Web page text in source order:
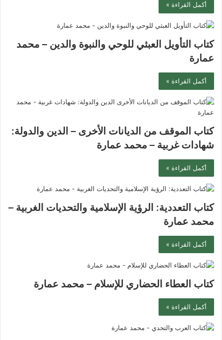
أكمل القراءة »
كتاب التأويل العبثي للوحي والنبوة والدين – محمد
عمارة
أكمل القراءة »
كتاب الموقف من الديانات الأخرى – الدين والدولة:
شهادات غربية – محمد عمارة
أكمل القراءة »
كتاب التعددية: الرؤية الإسلامية والتحديات الغربية –
محمد عمارة
أكمل القراءة »
كتاب العطاء الحضاري للإسلام – محمد عمارة
أكمل القراءة »